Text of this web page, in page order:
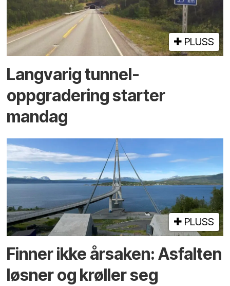
PLUSS
Langvarig tunnel­
oppgradering starter
mandag
PLUSS
Finner ikke årsaken: Asfalten
løsner og krøller seg